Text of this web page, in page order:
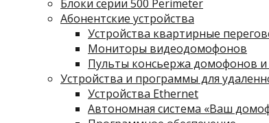
Блоки серии 500 Perimeter
Абонентские устройства
Устройства квартирные
Мониторы видеодомофонов
Пульты консьержа домофонов
Устройства и программы для
Устройства Ethernet
Автономная система «Ваш